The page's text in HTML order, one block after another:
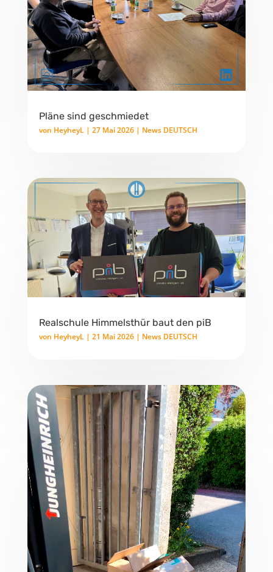
Pläne sind geschmiedet
von HeyheyL| 27 Mai 2026| News DEUTSCH
Realschule Himmelsthür baut den piB
von HeyheyL| 21 Mai 2026| News DEUTSCH